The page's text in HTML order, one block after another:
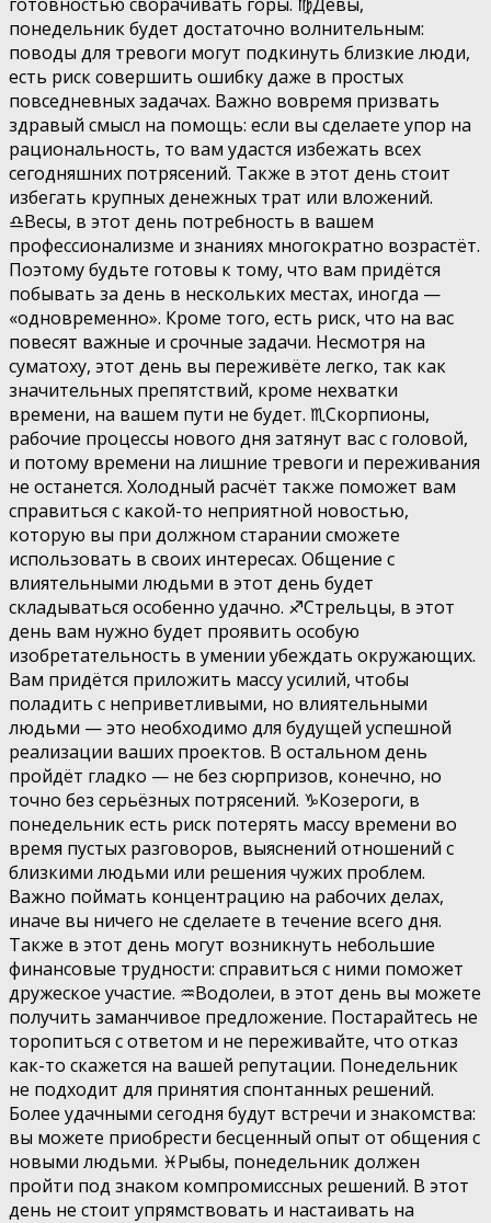
понедельник будет достаточно волнительным:
поводы для тревоги могут подкинуть близкие люди,
есть риск совершить ошибку даже в простых
повседневных задачах. Важно вовремя призвать
здравый смысл на помощь: если вы сделаете упор на
рациональность, то вам удастся избежать всех
сегодняшних потрясений. Также в этот день стоит
избегать крупных денежных трат или вложений.
♎️Весы, в этот день потребность в вашем
профессионализме и знаниях многократно возрастёт.
Поэтому будьте готовы к тому, что вам придётся
побывать за день в нескольких местах, иногда —
«одновременно». Кроме того, есть риск, что на вас
повесят важные и срочные задачи. Несмотря на
суматоху, этот день вы переживёте легко, так как
значительных препятствий, кроме нехватки
времени, на вашем пути не будет. ♏️Скорпионы,
рабочие процессы нового дня затянут вас с головой,
и потому времени на лишние тревоги и переживания
не останется. Холодный расчёт также поможет вам
справиться с какой-то неприятной новостью,
которую вы при должном старании сможете
использовать в своих интересах. Общение с
влиятельными людьми в этот день будет
складываться особенно удачно. ♐️Стрельцы, в этот
день вам нужно будет проявить особую
изобретательность в умении убеждать окружающих.
Вам придётся приложить массу усилий, чтобы
поладить с неприветливыми, но влиятельными
людьми — это необходимо для будущей успешной
реализации ваших проектов. В остальном день
пройдёт гладко — не без сюрпризов, конечно, но
точно без серьёзных потрясений. ♑️Козероги, в
понедельник есть риск потерять массу времени во
время пустых разговоров, выяснений отношений с
близкими людьми или решения чужих проблем.
Важно поймать концентрацию на рабочих делах,
иначе вы ничего не сделаете в течение всего дня.
Также в этот день могут возникнуть небольшие
финансовые трудности: справиться с ними поможет
дружеское участие. ♒️Водолеи, в этот день вы можете
получить заманчивое предложение. Постарайтесь не
торопиться с ответом и не переживайте, что отказ
как-то скажется на вашей репутации. Понедельник
не подходит для принятия спонтанных решений.
Более удачными сегодня будут встречи и знакомства:
вы можете приобрести бесценный опыт от общения с
новыми людьми. ♓️Рыбы, понедельник должен
пройти под знаком компромиссных решений. В этот
день не стоит упрямствовать и настаивать на